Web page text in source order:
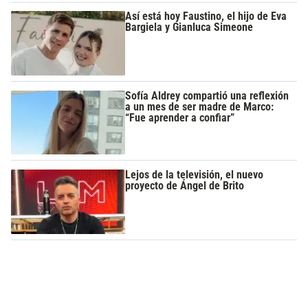
Así está hoy Faustino, el hijo de Eva
Bargiela y Gianluca Simeone
Sofía Aldrey compartió una reflexión
a un mes de ser madre de Marco:
“Fue aprender a confiar”
Lejos de la televisión, el nuevo
proyecto de Ángel de Brito